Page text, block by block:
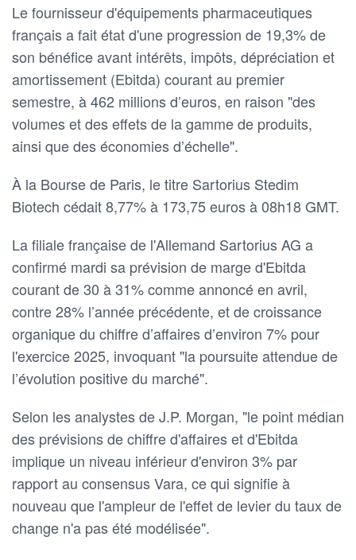
Le fournisseur d'équipements pharmaceutiques
français a fait état d'une progression de 19,3% de
son bénéfice avant intérêts, impôts, dépréciation et
amortissement (Ebitda) courant au premier
semestre, à 462 millions d’euros, en raison "des
volumes et des effets de la gamme de produits,
ainsi que des économies d’échelle".
À la Bourse de Paris, le titre Sartorius Stedim
Biotech cédait 8,77% à 173,75 euros à 08h18 GMT.
La filiale française de l'Allemand Sartorius AG a
confirmé mardi sa prévision de marge d'Ebitda
courant de 30 à 31% comme annoncé en avril,
contre 28% l’année précédente, et de croissance
organique du chiffre d’affaires d’environ 7% pour
l'exercice 2025, invoquant "la poursuite attendue de
l’évolution positive du marché".
Selon les analystes de J.P. Morgan, "le point médian
des prévisions de chiffre d'affaires et d'Ebitda
implique un niveau inférieur d'environ 3% par
rapport au consensus Vara, ce qui signifie à
nouveau que l'ampleur de l'effet de levier du taux de
change n'a pas été modélisée".